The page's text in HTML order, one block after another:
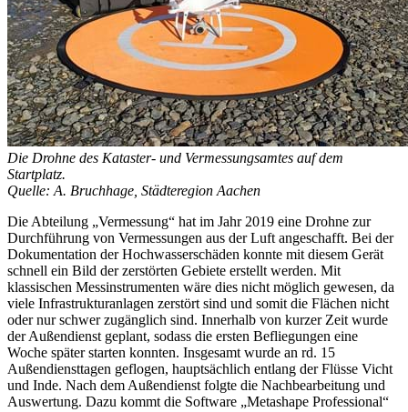
Die Drohne des Kataster- und Vermessungsamtes auf dem
Startplatz.
Quelle: A. Bruchhage, Städteregion Aachen
Die Abteilung „Vermessung“ hat im Jahr 2019 eine Drohne zur
Durchführung von Vermessungen aus der Luft angeschafft. Bei der
Dokumentation der Hochwasserschäden konnte mit diesem Gerät
schnell ein Bild der zerstörten Gebiete erstellt werden. Mit
klassischen Messinstrumenten wäre dies nicht möglich gewesen, da
viele Infrastrukturanlagen zerstört sind und somit die Flächen nicht
oder nur schwer zugänglich sind. Innerhalb von kurzer Zeit wurde
der Außendienst geplant, sodass die ersten Befliegungen eine
Woche später starten konnten. Insgesamt wurde an rd. 15
Außendiensttagen geflogen, hauptsächlich entlang der Flüsse Vicht
und Inde. Nach dem Außendienst folgte die Nachbearbeitung und
Auswertung. Dazu kommt die Software „Metashape Professional“